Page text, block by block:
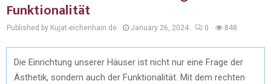
Funktionalität
Published by Kujat-eichenhain.de January 26, 2024 0 848
Die Einrichtung unserer Häuser ist nicht nur eine Frage der
Ästhetik, sondern auch der Funktionalität. Mit dem rechten